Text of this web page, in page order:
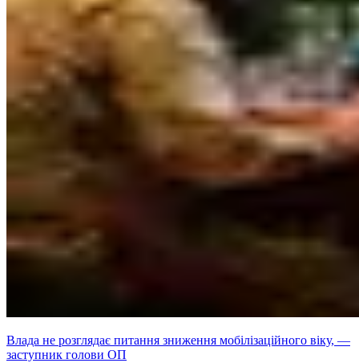
Влада не розглядає питання зниження мобілізаційного віку, —
заступник голови ОП